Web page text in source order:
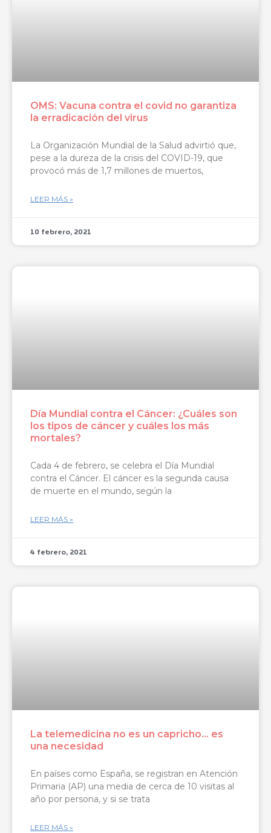
OMS: Vacuna contra el covid no garantiza
la erradicación del virus
La Organización Mundial de la Salud advirtió que,
pese a la dureza de la crisis del COVID-19, que
provocó más de 1,7 millones de muertos,
LEER MÁS »
10 febrero, 2021
Día Mundial contra el Cáncer: ¿Cuáles son
los tipos de cáncer y cuáles los más
mortales?
Cada 4 de febrero, se celebra el Día Mundial
contra el Cáncer. El cáncer es la segunda causa
de muerte en el mundo, según la
LEER MÁS »
4 febrero, 2021
La telemedicina no es un capricho… es
una necesidad
En países como España, se registran en Atención
Primaria (AP) una media de cerca de 10 visitas al
año por persona, y si se trata
LEER MÁS »